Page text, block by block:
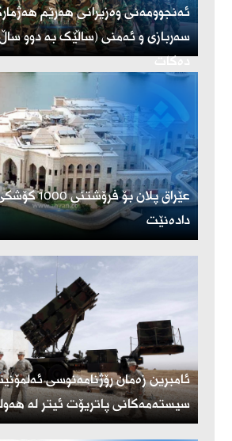
ئەنجوومەنی وەزیرانی هەرێم
سەربازی و ئەمنی (ساڵێک بە دوو
دەکات
عێراق پلان
دادەنێت
ئامبرین زەمان رۆژنامەنوسی
سیستەمەکانی پاتریۆت ئیتر لە